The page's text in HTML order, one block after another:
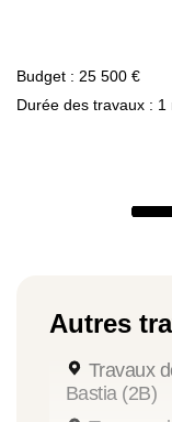
Budget : 25 500 €
Durée des travaux : 1
Autres
Travaux
Bastia (2B)